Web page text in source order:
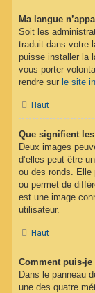
Ma langue
Soit les
traduit dans votre
puisse installer la
vous porter
rendre sur le site
Haut
Que signifient
Deux images
d’elles peut être
ou des ronds. Elle
ou permet de
est une image
utilisateur.
Haut
Comment puis-
Dans le panneau
une des quatre